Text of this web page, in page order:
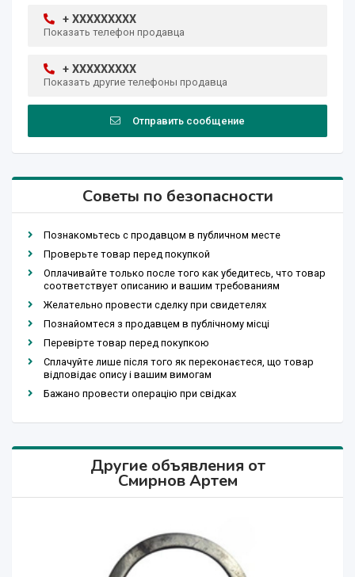
+ XXXXXXXXX
Показать телефон продавца
+ XXXXXXXXX
Показать другие телефоны продавца
Отправить сообщение
Советы по безопасности
Познакомьтесь с продавцом в публичном месте
Проверьте товар перед покупкой
Оплачивайте только после того как убедитесь, что товар
соответствует описанию и вашим требованиям
Желательно провести сделку при свидетелях
Познайомтеся з продавцем в публічному місці
Перевірте товар перед покупкою
Сплачуйте лише після того як переконаєтеся, що товар
відповідає опису і вашим вимогам
Бажано провести операцію при свідках
Другие объявления от
Смирнов Артем